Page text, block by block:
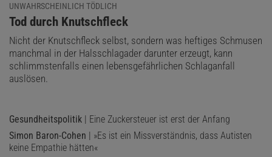
UNWAHRSCHEINLICH TÖDLICH
:
Tod durch Knutschfleck
Nicht der Knutschfleck selbst, sondern was heftiges Schmusen
manchmal in der Halsschlagader darunter erzeugt, kann
schlimmstenfalls einen lebensgefährlichen Schlaganfall
auslösen.
Gesundheitspolitik | Eine Zuckersteuer ist erst der Anfang
Simon Baron-Cohen | »Es ist ein Missverständnis, dass Autisten
keine Empathie hätten«